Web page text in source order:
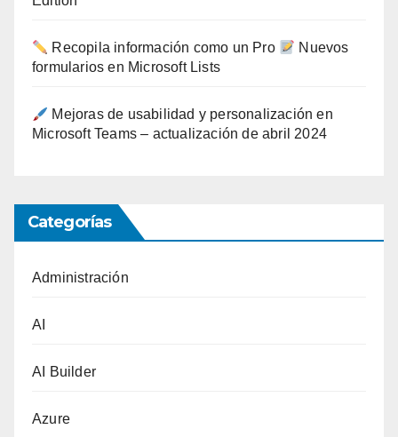
Recopila información como un Pro
Nuevos
formularios en Microsoft Lists
Mejoras de usabilidad y personalización en
Microsoft Teams – actualización de abril 2024
Categorías
Administración
AI
AI Builder
Azure